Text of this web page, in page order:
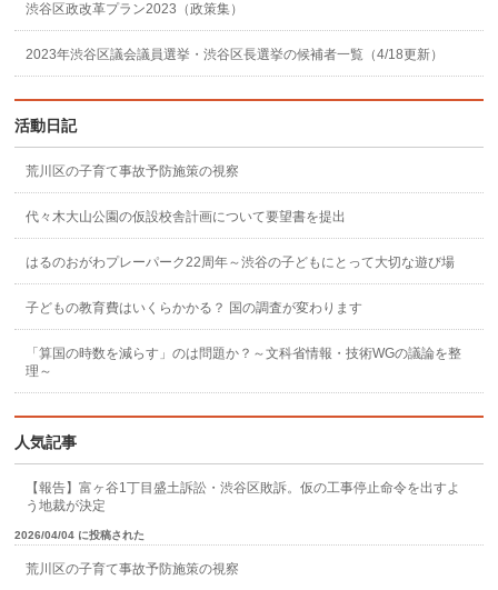
渋谷区政改革プラン2023（政策集）
2023年渋谷区議会議員選挙・渋谷区長選挙の候補者一覧（4/18更新）
活動日記
荒川区の子育て事故予防施策の視察
代々木大山公園の仮設校舎計画について要望書を提出
はるのおがわプレーパーク22周年～渋谷の子どもにとって大切な遊び場
子どもの教育費はいくらかかる？ 国の調査が変わります
「算国の時数を減らす」のは問題か？～文科省情報・技術WGの議論を整
理～
人気記事
【報告】富ヶ谷1丁目盛土訴訟・渋谷区敗訴。仮の工事停止命令を出すよ
う地裁が決定
2026/04/04 に投稿された
荒川区の子育て事故予防施策の視察